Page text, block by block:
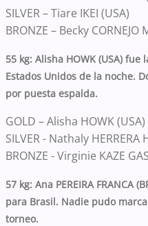
SILVER – Tiare IKEI (USA)
BRONZE – Becky CORNEJO
55 kg: Alisha HOWK (USA)
Estados Unidos de la noche.
por puesta espalda.
GOLD – Alisha HOWK (USA)
SILVER - Nathaly HERRERA
BRONZE - Virginie KAZE
57 kg: Ana PEREIRA FRANCA
para Brasil. Nadie pudo
torneo.